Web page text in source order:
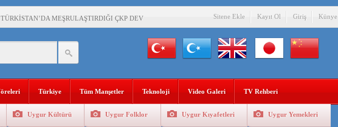
MEŞRULAŞTIRDIĞI ÇKP DEVLET TERÖRÜ
KARŞI ÇİN İLE İŞBİRLİĞİ YAPACAK
: ÇİN’İN UYGUR SOYKIRIMI BİR HAKİKATTIR!
SİSTEMATİK POSTMODERN BİR SOYKIRIMDIR!
Sitene Ekle Kayıt Ol Giriş Künye
Türkiye Tüm Manşetler Teknoloji Video Galeri TV Rehberi
Uygur Kültürü Uygur Folklor Uygur Kıyafetleri Uygur Yemekleri